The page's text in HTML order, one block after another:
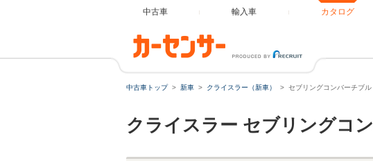
中古車 輸入車 カタログ
中古車トップ 新車 クライスラー（新車） セブリングコンバーチブル
クライスラー セブリングコ